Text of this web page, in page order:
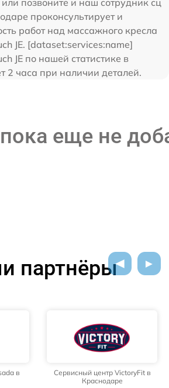
позвоните и наш сотрудник сц
проконсультирует и
работ над массажного кресла
JE. [dataset:services:name]
JE по нашей статистике в
2 часа при наличии деталей.
еще не
партнёры
в
Сервисный центр VictoryFit в
Краснодаре